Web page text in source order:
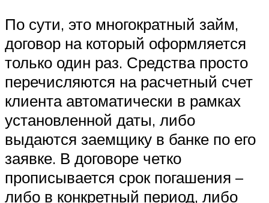
По сути, это многократный займ,
договор на который оформляется
только один раз. Средства просто
перечисляются на расчетный счет
клиента автоматически в рамках
установленной даты, либо
выдаются заемщику в банке по его
заявке. В договоре четко
прописывается срок погашения –
либо в конкретный период, либо